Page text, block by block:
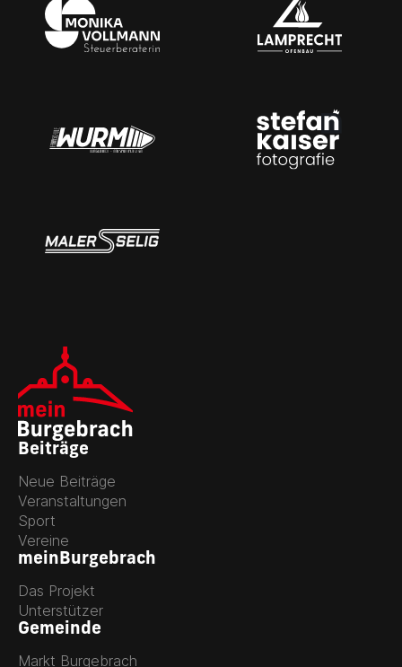
Beiträge
Neue Beiträge
Veranstaltungen
Sport
Vereine
meinBurgebrach
Das Projekt
Unterstützer
Gemeinde
Markt Burgebrach